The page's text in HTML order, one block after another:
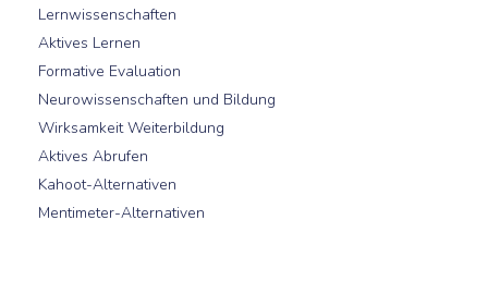
Lernwissenschaften
Aktives Lernen
Formative Evaluation
Neurowissenschaften und Bildung
Wirksamkeit Weiterbildung
Aktives Abrufen
Kahoot-Alternativen
Mentimeter-Alternativen